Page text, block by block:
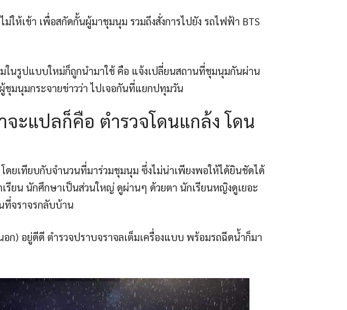
ให้เข้า เพื่อสกัดกั้นผู้มาชุมนุม รวมถึงสั่งการไปยัง รถไฟฟ้า BTS
ในรูปแบบใหม่ก็ถูกนำมาใช้ คือ แจ้งเปลี่ยนสถานที่ชุมนุมกันผ่าน
ชุมนุมกระจายข่าวว่า ไปเจอกันที่แยกปทุมวัน
ะแปลก็คือ ตำรวจโดนแกล้ง โดน
ดยเทียบกับจำนวนที่มาร่วมชุมนุม ซึ่งไม่น่าเพียงพอให้ได้ยินชัดได้
รียน นักศึกษาเป็นส่วนใหญ่ ดูผ่านๆ ด้วยตา นักเรียนหญิงดูเยอะ
ที่จราจรกลับบ้าน
ก) อยู่ดีดี ตำรวจปราบจราจลเต็มเครื่องแบบ พร้อมรถฉีดน้ำก็มา